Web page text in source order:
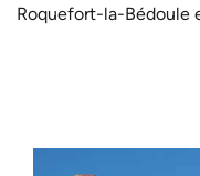
Roquefort-la-Bédoule